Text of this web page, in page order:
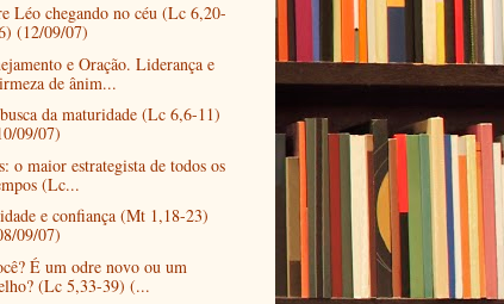
Léo chegando no céu (Lc 6,20-
(12/09/07)
e Oração. Liderança e
de ânim...
da maturidade (Lc 6,6-11)
09/07)
o maior estrategista de todos os
(Lc...
e confiança (Mt 1,18-23)
09/07)
É um odre novo ou um
(Lc 5,33-39) (...